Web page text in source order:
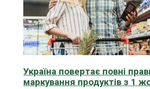
Україна повертає повні
маркування продуктів з 1